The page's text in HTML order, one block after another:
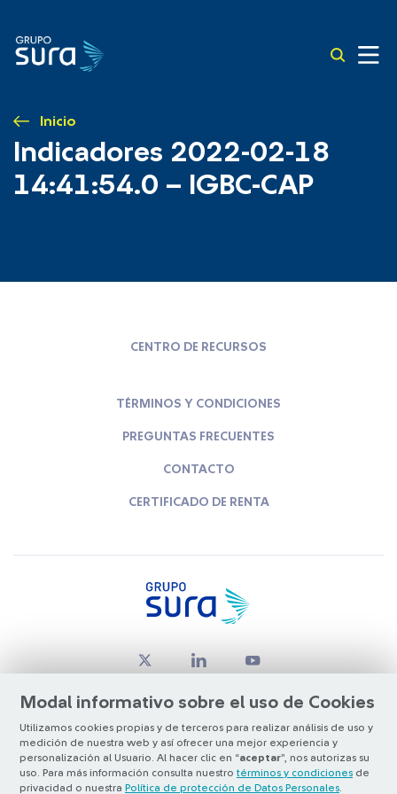
Inicio
Indicadores 2022-02-18
14:41:54.0 – IGBC-CAP
Modal informativo sobre el uso de Cookies
Utilizamos cookies propias y de terceros para realizar análisis de uso y
medición de nuestra web y así ofrecer una mejor experiencia y
personalización al Usuario. Al hacer clic en “aceptar”, nos autorizas su
uso. Para más información consulta nuestro términos y condiciones de
privacidad o nuestra Política de protección de Datos Personales
CENTRO DE RECURSOS
TÉRMINOS Y CONDICIONES
PREGUNTAS FRECUENTES
CONTACTO
CERTIFICADO DE RENTA
© Copyright Grupo SURA 2026